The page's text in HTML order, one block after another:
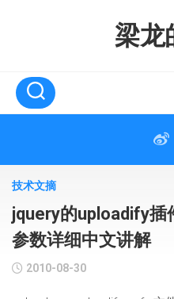
梁龙
技术文摘
jquery的uploadify插
参数详细中文讲解
2010-08-30